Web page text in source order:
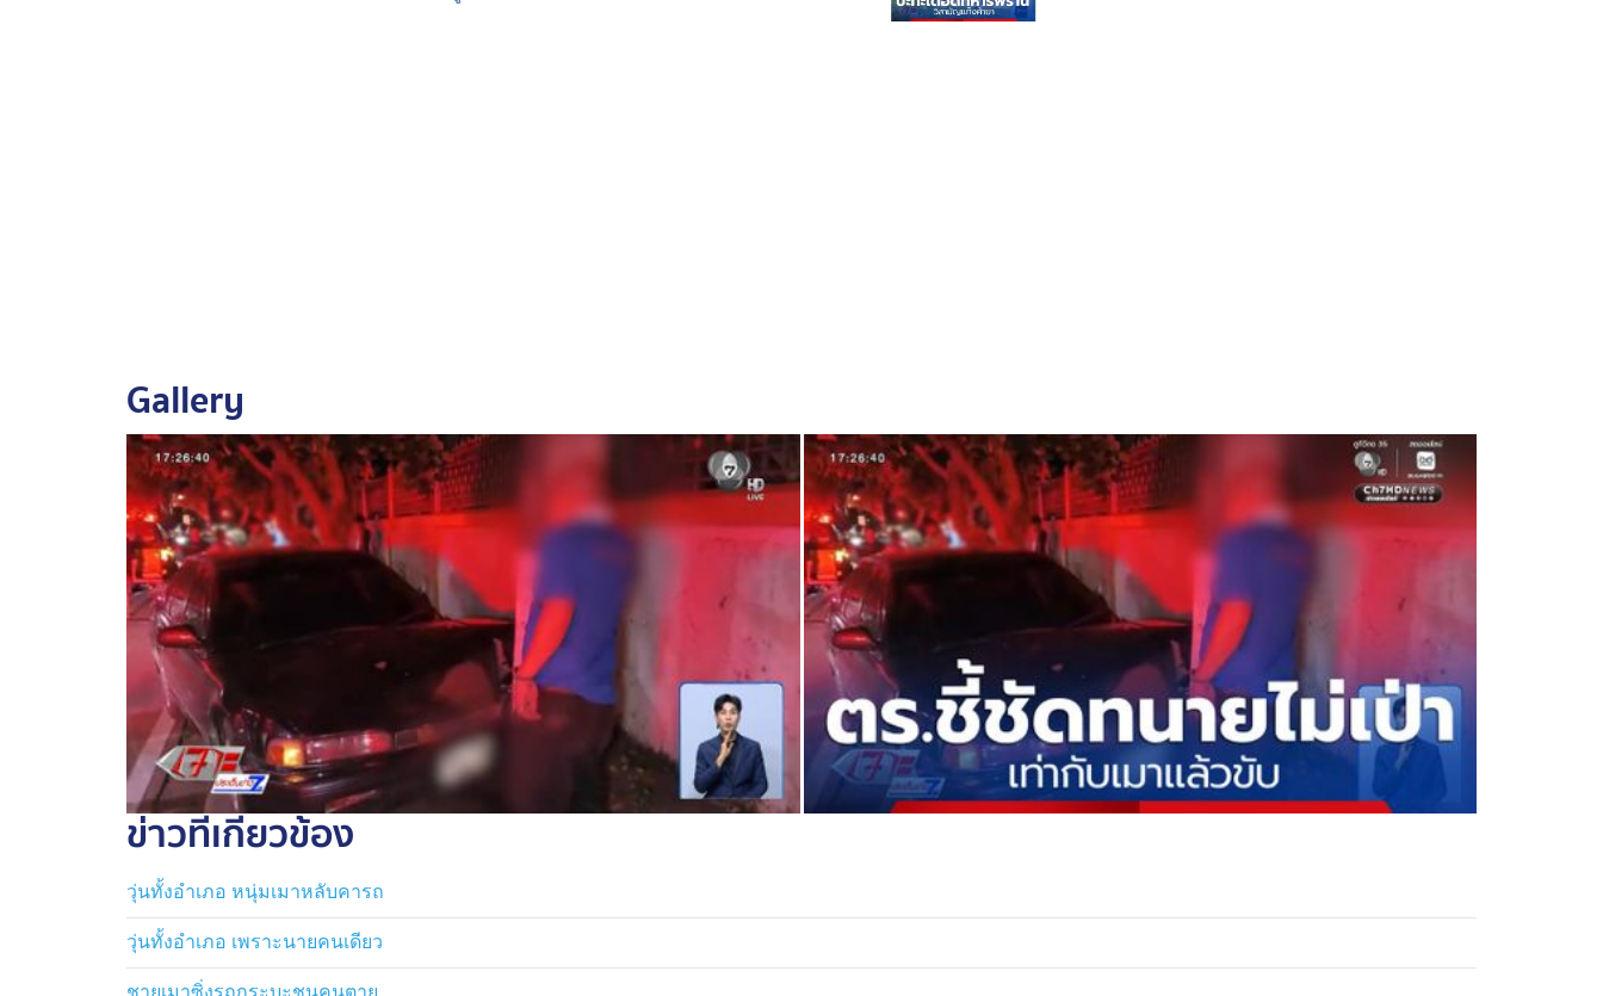
สันนิษฐานไว้ก่อนว่า ขับรถในขณะเมาสุรา ซึ่งทางพนักงานสอบสวน เตรียมแจ้ง
ข้อหา "ขับรถในขณะเมาสุรา" ควบคู่กับ "ขับรถโดยประมาทเป็นเหตุให้ผู้อื่นได้รับ
บาดเจ็บ" และหากไรเดอร์ ถูกผู้ขับขี่รถเก๋งใช้คำพูด หรือแสดงท่าทีข่มขู่คุกคามใน
ระหว่างเกิดเหตุ ก็สามารถมาพบพนักงานสอบสวน เพื่อข้อหาเพิ่มเติมได้
Gallery
ข่าวที่เกี่ยวข้อง
วุ่นทั้งอำเภอ หนุ่มเมาหลับคารถ
วุ่นทั้งอำเภอ เพราะนายคนเดียว
ชายเมาซิ่งรถกระบะชนคนตาย